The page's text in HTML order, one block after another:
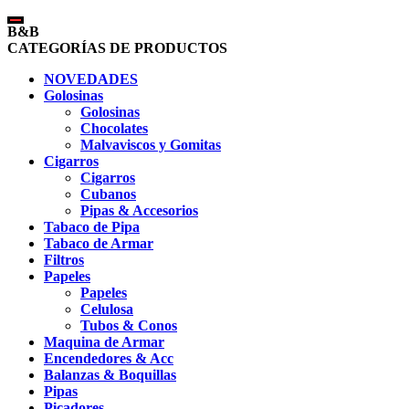
B&B
CATEGORÍAS DE PRODUCTOS
NOVEDADES
Golosinas
Golosinas
Chocolates
Malvaviscos y Gomitas
Cigarros
Cigarros
Cubanos
Pipas & Accesorios
Tabaco de Pipa
Tabaco de Armar
Filtros
Papeles
Papeles
Celulosa
Tubos & Conos
Maquina de Armar
Encendedores & Acc
Balanzas & Boquillas
Pipas